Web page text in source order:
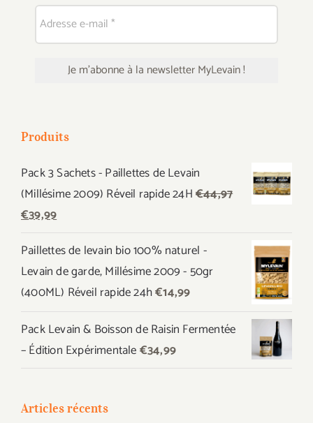
Produits
Pack 3 Sachets - Paillettes de Levain
(Millésime 2009) Réveil rapide 24H€44,97
Le
initial
était :
€44,97.
€39,99Le
actuel
est :
€39,99.
Paillettes de levain bio 100% naturel -
Levain de garde, Millésime 2009 - 50gr
(400ML) Réveil rapide 24h€14,99
Pack Levain & Boisson de Raisin Fermentée
– Édition Expérimentale€34,99
Articles récents